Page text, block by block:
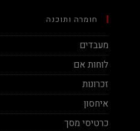
חומרה ותוכנה
מעבדים
לוחות אם
זכרונות
איחסון
כרטיסי מסך